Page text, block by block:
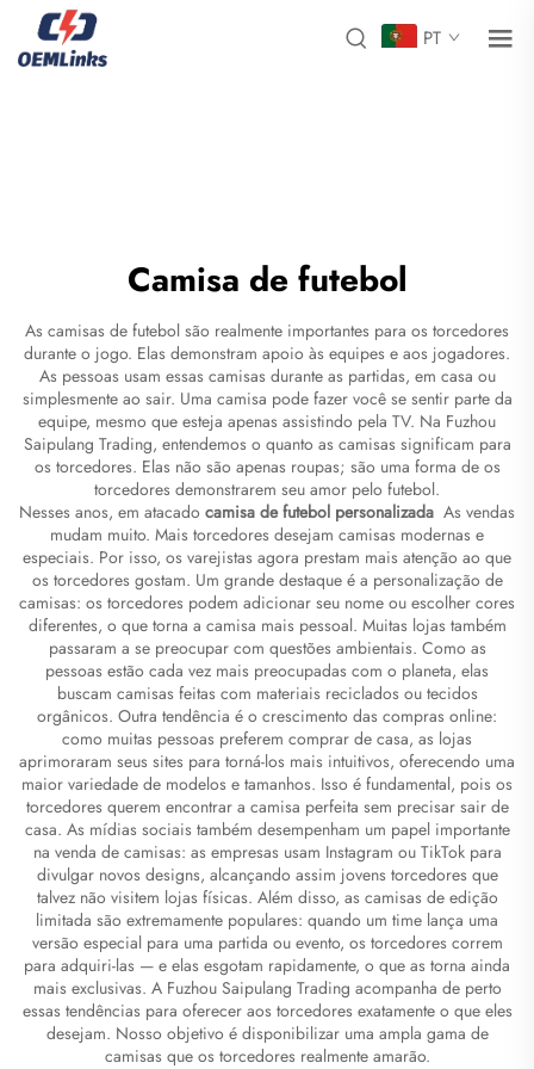
PT
Camisa de futebol
As camisas de futebol são realmente importantes para os torcedores
durante o jogo. Elas demonstram apoio às equipes e aos jogadores.
As pessoas usam essas camisas durante as partidas, em casa ou
simplesmente ao sair. Uma camisa pode fazer você se sentir parte da
equipe, mesmo que esteja apenas assistindo pela TV. Na Fuzhou
Saipulang Trading, entendemos o quanto as camisas significam para
os torcedores. Elas não são apenas roupas; são uma forma de os
torcedores demonstrarem seu amor pelo futebol.
Nesses anos, em atacado camisa de futebol personalizada As vendas
mudam muito. Mais torcedores desejam camisas modernas e
especiais. Por isso, os varejistas agora prestam mais atenção ao que
os torcedores gostam. Um grande destaque é a personalização de
camisas: os torcedores podem adicionar seu nome ou escolher cores
diferentes, o que torna a camisa mais pessoal. Muitas lojas também
passaram a se preocupar com questões ambientais. Como as
pessoas estão cada vez mais preocupadas com o planeta, elas
buscam camisas feitas com materiais reciclados ou tecidos
orgânicos. Outra tendência é o crescimento das compras online:
como muitas pessoas preferem comprar de casa, as lojas
aprimoraram seus sites para torná-los mais intuitivos, oferecendo uma
maior variedade de modelos e tamanhos. Isso é fundamental, pois os
torcedores querem encontrar a camisa perfeita sem precisar sair de
casa. As mídias sociais também desempenham um papel importante
na venda de camisas: as empresas usam Instagram ou TikTok para
divulgar novos designs, alcançando assim jovens torcedores que
talvez não visitem lojas físicas. Além disso, as camisas de edição
limitada são extremamente populares: quando um time lança uma
versão especial para uma partida ou evento, os torcedores correm
para adquiri-las — e elas esgotam rapidamente, o que as torna ainda
mais exclusivas. A Fuzhou Saipulang Trading acompanha de perto
essas tendências para oferecer aos torcedores exatamente o que eles
desejam. Nosso objetivo é disponibilizar uma ampla gama de
camisas que os torcedores realmente amarão.